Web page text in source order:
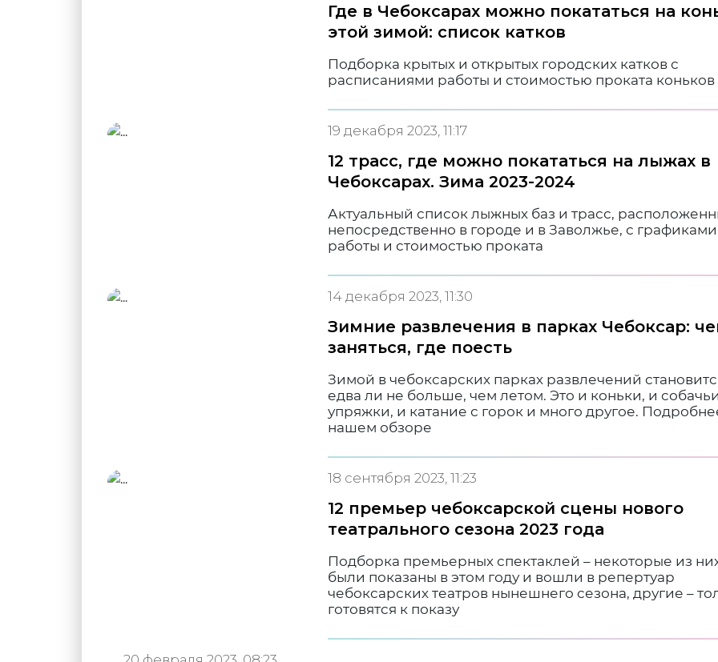
Где в Чебоксарах можно покататься на
этой зимой: список катков
Подборка крытых и открытых городcких катков с
расписаниями работы и стоимостью проката коньков
19 декабря 2023, 11:17
12 трасс, где можно покататься на лыжах в
Чебоксарах. Зима 2023-2024
Актуальный список лыжных баз и трасс,
непосредственно в городе и в Заволжье, с графиками
работы и стоимостью проката
14 декабря 2023, 11:30
Зимние развлечения в парках Чебоксар:
заняться, где поесть
Зимой в чебоксарских парках развлечений
едва ли не больше, чем летом. Это и коньки, и собачьи
упряжки, и катание с горок и много другое.
нашем обзоре
18 сентября 2023, 11:23
12 премьер чебоксарской сцены нового
театрального сезона 2023 года
Подборка премьерных спектаклей – некоторые из
были показаны в этом году и вошли в репертуар
чебоксарских театров нынешнего сезона, другие –
готовятся к показу